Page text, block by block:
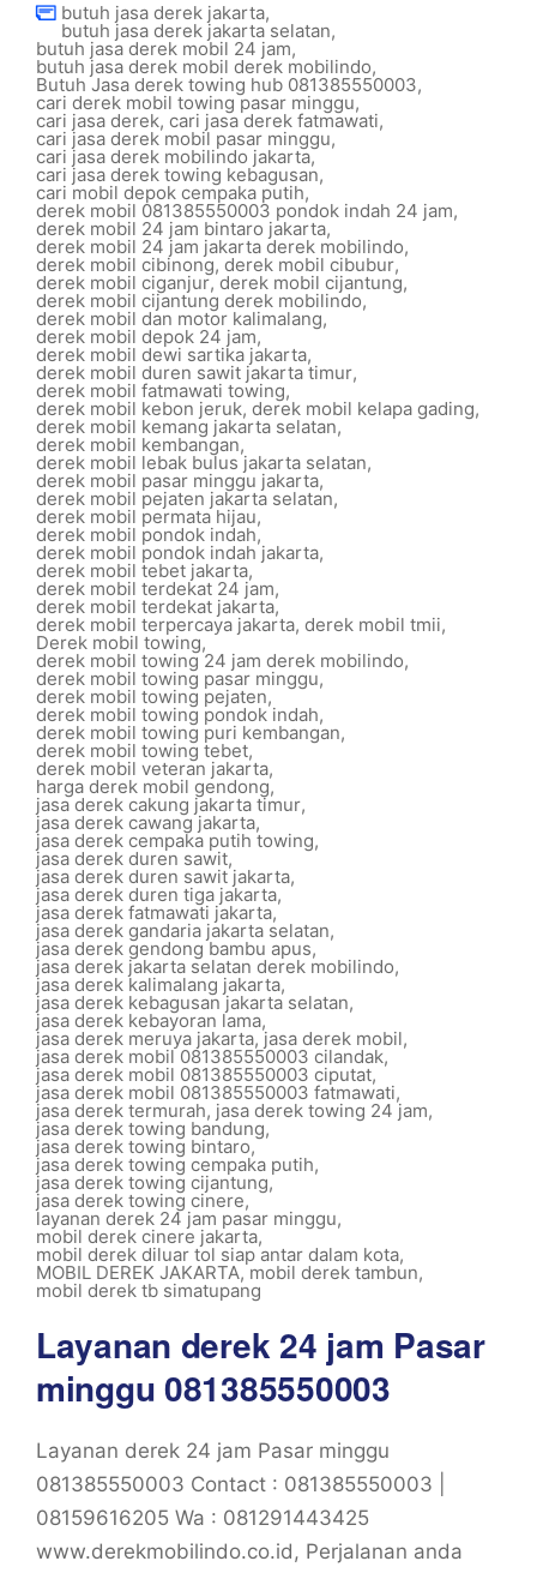
butuh jasa derek jakarta,
butuh jasa derek jakarta selatan,
butuh jasa derek mobil 24 jam,
butuh jasa derek mobil derek mobilindo,
Butuh Jasa derek towing hub 081385550003,
cari derek mobil towing pasar minggu,
cari jasa derek, cari jasa derek fatmawati,
cari jasa derek mobil pasar minggu,
cari jasa derek mobilindo jakarta,
cari jasa derek towing kebagusan,
cari mobil depok cempaka putih,
derek mobil 081385550003 pondok indah 24 jam,
derek mobil 24 jam bintaro jakarta,
derek mobil 24 jam jakarta derek mobilindo,
derek mobil cibinong, derek mobil cibubur,
derek mobil ciganjur,derek mobil cijantung,
derek mobil cijantung derek mobilindo,
derek mobil dan motor kalimalang,
derek mobil depok 24 jam,
derek mobil dewi sartika jakarta,
derek mobil duren sawit jakarta timur,
derek mobil fatmawati towing,
derek mobil kebon jeruk, derek mobil kelapa gading,
derek mobil kemang jakarta selatan,
derek mobil kembangan,
derek mobil lebak bulus jakarta selatan,
derek mobil pasar minggu jakarta,
derek mobil pejaten jakarta selatan,
derek mobil permata hijau,
derek mobil pondok indah,
derek mobil pondok indah jakarta,
derek mobil tebet jakarta,
derek mobil terdekat 24 jam,
derek mobil terdekat jakarta,
derek mobil terpercaya jakarta, derek mobil tmii,
Derek mobil towing,
derek mobil towing 24 jam derek mobilindo,
derek mobil towing pasar minggu,
derek mobil towing pejaten,
derek mobil towing pondok indah,
derek mobil towing puri kembangan,
derek mobil towing tebet,
derek mobil veteran jakarta,
harga derek mobil gendong,
jasa derek cakung jakarta timur,
jasa derek cawang jakarta,
jasa derek cempaka putih towing,
jasa derek duren sawit,
jasa derek duren sawit jakarta,
jasa derek duren tiga jakarta,
jasa derek fatmawati jakarta,
jasa derek gandaria jakarta selatan,
jasa derek gendong bambu apus,
jasa derek jakarta selatan derek mobilindo,
jasa derek kalimalang jakarta,
jasa derek kebagusan jakarta selatan,
jasa derek kebayoran lama,
jasa derek meruya jakarta,jasa derek mobil,
jasa derek mobil 081385550003 cilandak,
jasa derek mobil 081385550003 ciputat,
jasa derek mobil 081385550003 fatmawati,
jasa derek termurah, jasa derek towing 24 jam,
jasa derek towing bandung,
jasa derek towing bintaro,
jasa derek towing cempaka putih,
jasa derek towing cijantung,
jasa derek towing cinere,
layanan derek 24 jam pasar minggu,
mobil derek cinere jakarta,
mobil derek diluar tol siap antar dalam kota,
MOBIL DEREK JAKARTA,mobil derek tambun,
mobil derek tb simatupang
Layanan derek 24 jam Pasar
minggu 081385550003
Layanan derek 24 jam Pasar minggu
081385550003 Contact : 081385550003 |
08159616205 Wa : 081291443425
www.derekmobilindo.co.id, Perjalanan anda